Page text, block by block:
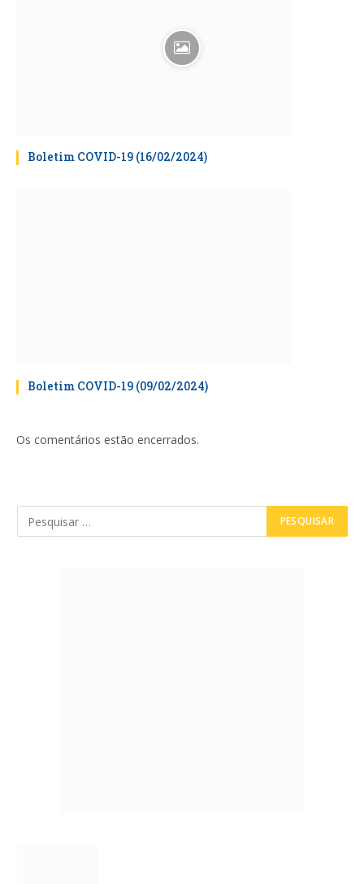
Boletim COVID-19 (16/02/2024)
Boletim COVID-19 (09/02/2024)
Os comentários estão encerrados.